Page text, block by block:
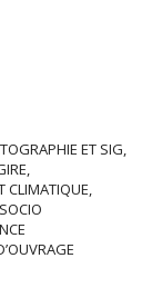
ET SIG,
CLIMATIQUE,